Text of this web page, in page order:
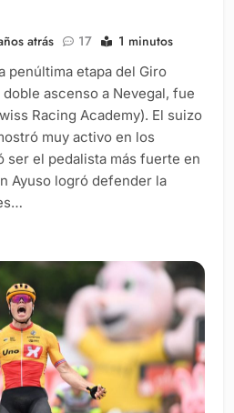
atrás 17 1 minutos
penúltima etapa del Giro
ascenso a Nevegal, fue
Racing Academy). El suizo
muy activo en los
ser el pedalista más fuerte en
Ayuso logró defender la